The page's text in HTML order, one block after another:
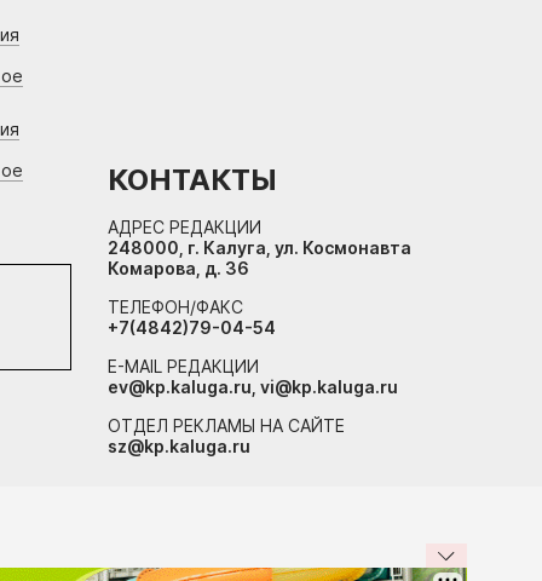
КОНТАКТЫ
АДРЕС РЕДАКЦИИ
248000, г. Калуга, ул. Космонавта
Комарова, д. 36
ТЕЛЕФОН/ФАКС
+7(4842)79-04-54
E-MAIL РЕДАКЦИИ
ev@kp.kaluga.ru, vi@kp.kaluga.ru
ОТДЕЛ РЕКЛАМЫ НА САЙТЕ
sz@kp.kaluga.ru